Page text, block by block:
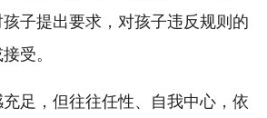
子提出要求，对孩子违反规则的
受。
足，但往往任性、自我中心，依